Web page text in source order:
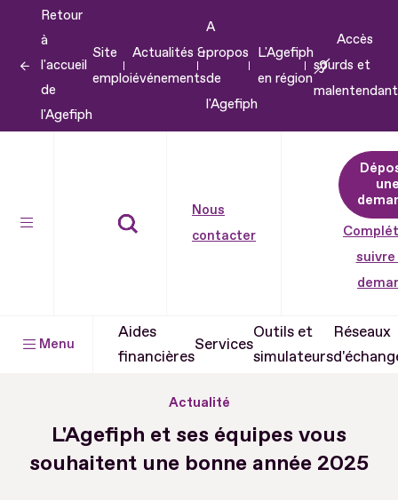
contenu
Retour
à
l'accueil
de
l'Agefiph
Site
emploi
Actualités &
événements
A
propos
de
l'Agefiph
L'Agefiph
en région
Accès
sourds et
Nous
contacter
suivre
Menu
Aides
financières
Services
Outils et
simulateurs
Réseaux
Actualité
L'Agefiph et ses équipes vous
souhaitent une bonne année 2025